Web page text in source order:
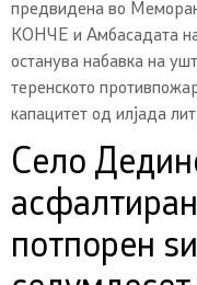
предвидена во
КОНЧЕ и Амбасадата
останува набавка на
теренското
капацитет од илјада
Село
потпорен